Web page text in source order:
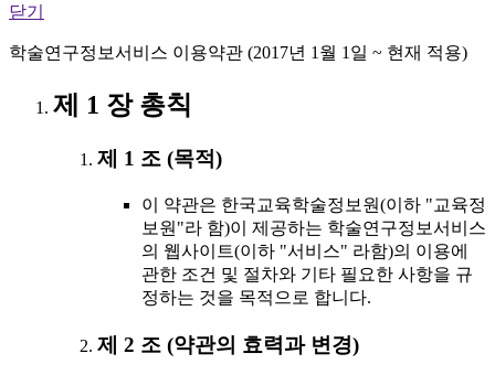
닫기
학술연구정보서비스 이용약관 (2017년 1월 1일 ~ 현재 적용)
제 1 장 총칙
제 1 조 (목적)
이 약관은 한국교육학술정보원(이하 "교육정
보원"라 함)이 제공하는 학술연구정보서비스
의 웹사이트(이하 "서비스" 라함)의 이용에
관한 조건 및 절차와 기타 필요한 사항을 규
정하는 것을 목적으로 합니다.
제 2 조 (약관의 효력과 변경)